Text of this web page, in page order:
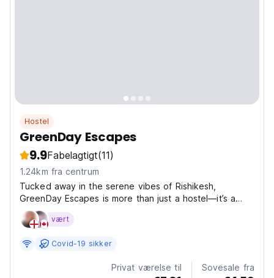
Hostel
GreenDay Escapes
9.9Fabelagtigt(11)
1.24km fra centrum
Tucked away in the serene vibes of Rishikesh,
GreenDay Escapes is more than just a hostel—it’s a
laid-back haven for travelers looking to connect,
unwind, and explore. Surrounded by peaceful hills and
balance...
vært
Covid-19 sikker
Privat værelse til Sovesale fra